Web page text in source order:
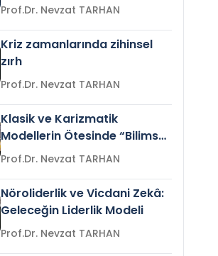
Prof.Dr. Nevzat TARHAN
Kriz zamanlarında zihinsel
zırh
Prof.Dr. Nevzat TARHAN
Klasik ve Karizmatik
Modellerin Ötesinde “Bilimsel
Liderlik”
Prof.Dr. Nevzat TARHAN
Nöroliderlik ve Vicdani Zekâ:
Geleceğin Liderlik Modeli
Prof.Dr. Nevzat TARHAN